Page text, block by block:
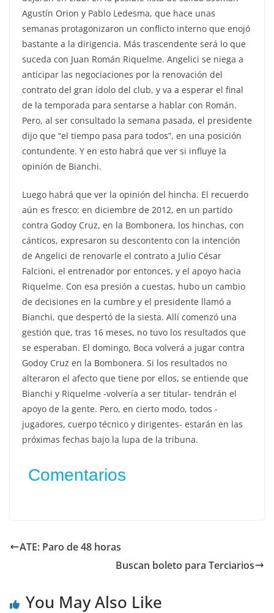
Agustín Orion y Pablo Ledesma, que hace unas
semanas protagonizaron un conflicto interno que enojó
bastante a la dirigencia. Más trascendente será lo que
suceda con Juan Román Riquelme. Angelici se niega a
anticipar las negociaciones por la renovación del
contrato del gran ídolo del club, y va a esperar el final
de la temporada para sentarse a hablar con Román.
Pero, al ser consultado la semana pasada, el presidente
dijo que “el tiempo pasa para todos”, en una posición
contundente. Y en esto habrá que ver si influye la
opinión de Bianchi.
Luego habrá que ver la opinión del hincha. El recuerdo
aún es fresco: en diciembre de 2012, en un partido
contra Godoy Cruz, en la Bombonera, los hinchas, con
cánticos, expresaron su descontento con la intención
de Angelici de renovarle el contrato a Julio César
Falcioni, el entrenador por entonces, y el apoyo hacia
Riquelme. Con esa presión a cuestas, hubo un cambio
de decisiones en la cumbre y el presidente llamó a
Bianchi, que despertó de la siesta. Allí comenzó una
gestión que, tras 16 meses, no tuvo los resultados que
se esperaban. El domingo, Boca volverá a jugar contra
Godoy Cruz en la Bombonera. Si los resultados no
alteraron el afecto que tiene por ellos, se entiende que
Bianchi y Riquelme -volvería a ser titular- tendrán el
apoyo de la gente. Pero, en cierto modo, todos -
jugadores, cuerpo técnico y dirigentes- estarán en las
próximas fechas bajo la lupa de la tribuna.
Comentarios
ATE: Paro de 48 horas
Buscan boleto para Terciarios
You May Also Like